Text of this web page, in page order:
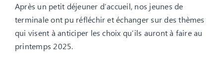
Après un petit déjeuner d’accueil, nos jeunes de
terminale ont pu réfléchir et échanger sur des thèmes
qui visent à anticiper les choix qu’ils auront à faire au
printemps 2025.